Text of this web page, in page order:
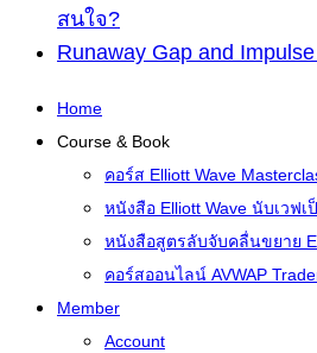
สนใจ?
Runaway Gap and
Home
Course & Book
คอร์ส Elliott Wave
หนังสือ Elliott Wave นับเวฟเ
หนังสือสูตรลับจับคลื่นขยาย
คอร์สออนไลน์ AVWAP
Member
Account